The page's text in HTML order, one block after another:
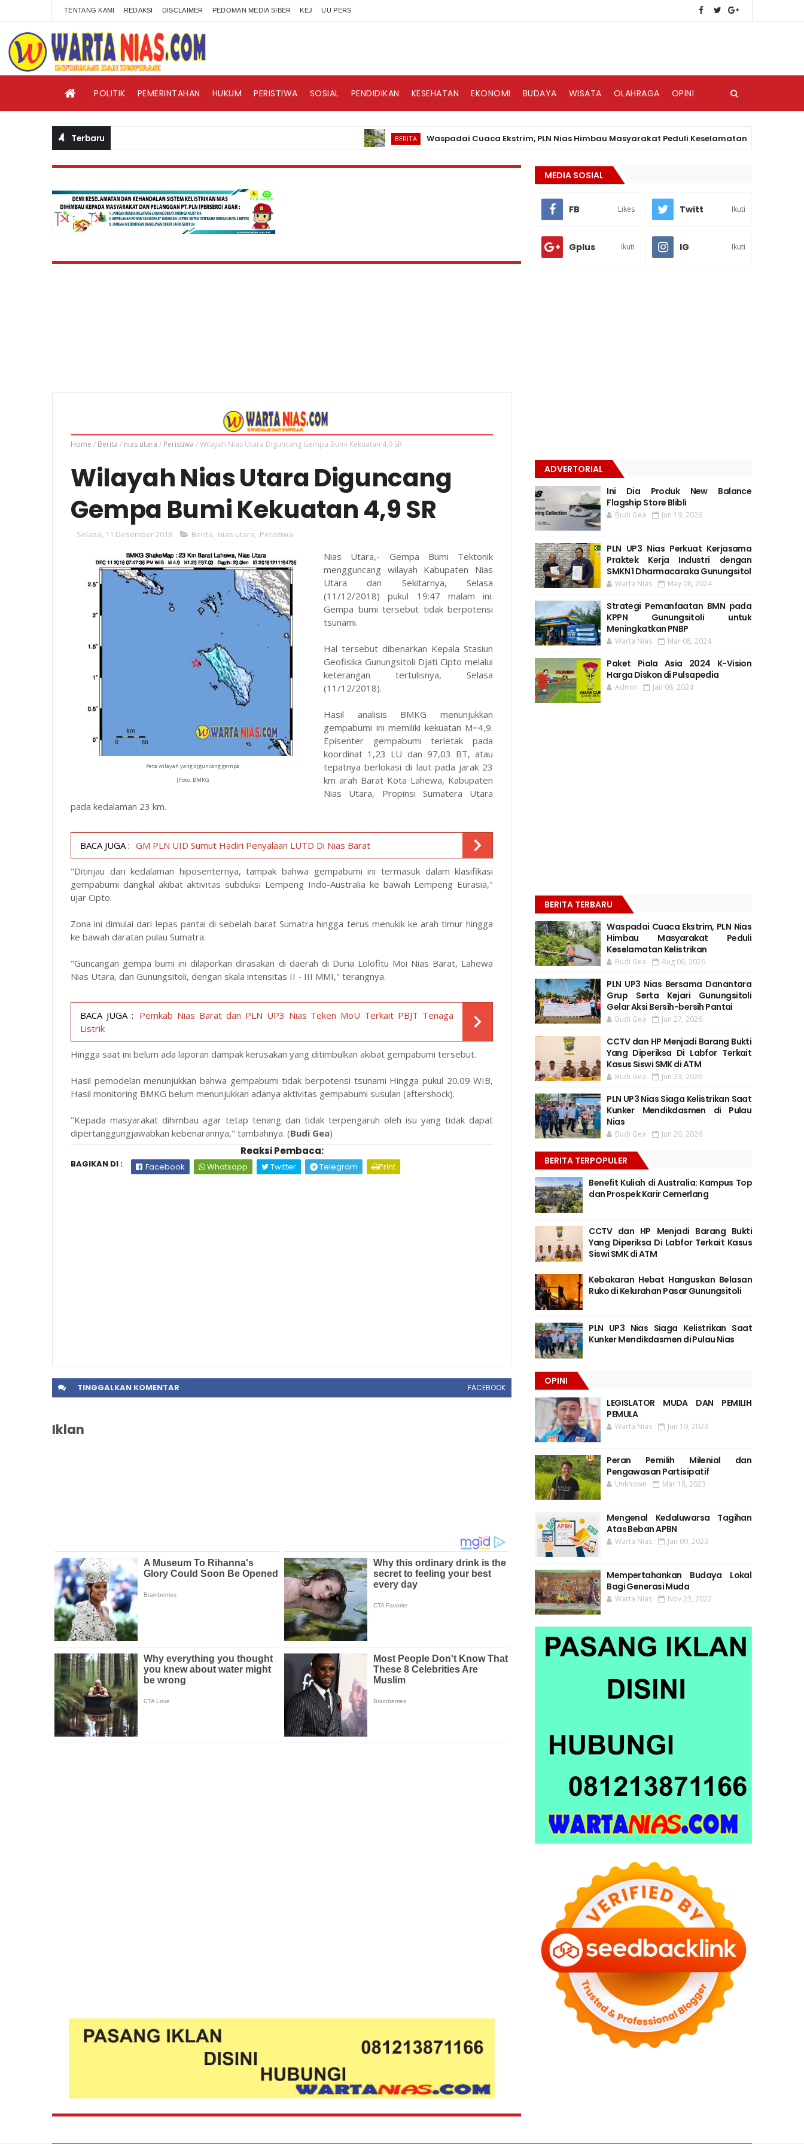
TENTANG KAMI REDAKSI DISCLAIMER PEDOMAN MEDIA SIBER KEJ UU PERS
POLITIK PEMERINTAHAN HUKUM PERISTIWA SOSIAL PENDIDIKAN KESEHATAN EKONOMI BUDAYA WISATA OLAHRAGA OPINI
Terbaru BERITA Waspadai Cuaca Ekstrim, PLN Nias Himbau Masyarakat Peduli Keselamatan Kelistrikan
Home / Berita / nias utara / Peristiwa /Wilayah Nias Utara Diguncang Gempa Bumi Kekuatan 4,9 SR
Wilayah Nias Utara Diguncang
Gempa Bumi Kekuatan 4,9 SR
Selasa, 11 Desember 2018 Berita nias utara Peristiwa
Peta wilayah yang djguncang gempa
|Foto: BMKG
Nias Utara,- Gempa Bumi Tektonik
mengguncang wilayah Kabupaten Nias
Utara dan Sekitarnya, Selasa
(11/12/2018) pukul 19:47 malam ini.
Gempa bumi tersebut tidak berpotensi
tsunami.
Hal tersebut dibenarkan Kepala Stasiun
Geofisika Gunungsitoli Djati Cipto melalui
keterangan tertulisnya, Selasa
(11/12/2018).
Hasil analisis BMKG menunjukkan
gempabumi ini memiliki kekuatan M=4,9.
Episenter gempabumi terletak pada
koordinat 1,23 LU dan 97,03 BT, atau
tepatnya berlokasi di laut pada jarak 23
km arah Barat Kota Lahewa, Kabupaten
Nias Utara, Propinsi Sumatera Utara
pada kedalaman 23 km.
BACA JUGA : GM PLN UID Sumut Hadiri Penyalaan LUTD Di Nias Barat
"Ditinjau dari kedalaman hiposenternya, tampak bahwa gempabumi ini termasuk dalam klasifikasi
gempabumi dangkal akibat aktivitas subduksi Lempeng Indo-Australia ke bawah Lempeng Eurasia,"
ujar Cipto.
Zona ini dimulai dari lepas pantai di sebelah barat Sumatra hingga terus menukik ke arah timur hingga
ke bawah daratan pulau Sumatra.
"Guncangan gempa bumi ini dilaporkan dirasakan di daerah di Duria Lolofitu Moi Nias Barat, Lahewa
Nias Utara, dan Gunungsitoli, dengan skala intensitas II - III MMI," terangnya.
BACA JUGA : Pemkab Nias Barat dan PLN UP3 Nias Teken MoU Terkait PBJT Tenaga
Listrik
Hingga saat ini belum ada laporan dampak kerusakan yang ditimbulkan akibat gempabumi tersebut.
Hasil pemodelan menunjukkan bahwa gempabumi tidak berpotensi tsunami Hingga pukul 20.09 WIB,
Hasil monitoring BMKG belum menunjukkan adanya aktivitas gempabumi susulan (aftershock).
"Kepada masyarakat dihimbau agar tetap tenang dan tidak terpengaruh oleh isu yang tidak dapat
dipertanggungjawabkan kebenarannya," tambahnya. (Budi Gea)
Reaksi Pembaca:
BAGIKAN DI : Facebook Whatsapp Twitter Telegram Print
TINGGALKAN KOMENTAR FACEBOOK
Iklan
MEDIA SOSIAL
FB Likes Twitt Ikuti
Gplus Ikuti IG Ikuti
ADVERTORIAL
Ini Dia Produk New Balance
Flagship Store Blibli
Budi Gea Jun 19, 2026
PLN UP3 Nias Perkuat Kerjasama
Praktek Kerja Industri dengan
SMKN 1 Dharmacaraka Gunungsitol
Warta Nias May 08, 2024
Strategi Pemanfaatan BMN pada
KPPN Gunungsitoli untuk
Meningkatkan PNBP
Warta Nias Mar 08, 2024
Paket Piala Asia 2024 K-Vision
Harga Diskon di Pulsapedia
Admin Jan 08, 2024
BERITA TERBARU
Waspadai Cuaca Ekstrim, PLN Nias
Himbau Masyarakat Peduli
Keselamatan Kelistrikan
Budi Gea Aug 06, 2026
PLN UP3 Nias Bersama Danantara
Grup Serta Kejari Gunungsitoli
Gelar Aksi Bersih-bersih Pantai
Budi Gea Jun 27, 2026
CCTV dan HP Menjadi Barang Bukti
Yang Diperiksa Di Labfor Terkait
Kasus Siswi SMK di ATM
Budi Gea Jun 23, 2026
PLN UP3 Nias Siaga Kelistrikan Saat
Kunker Mendikdasmen di Pulau
Nias
Budi Gea Jun 20, 2026
BERITA TERPOPULER
Benefit Kuliah di Australia: Kampus Top
dan Prospek Karir Cemerlang
CCTV dan HP Menjadi Barang Bukti
Yang Diperiksa Di Labfor Terkait Kasus
Siswi SMK di ATM
Kebakaran Hebat Hanguskan Belasan
Ruko di Kelurahan Pasar Gunungsitoli
PLN UP3 Nias Siaga Kelistrikan Saat
Kunker Mendikdasmen di Pulau Nias
OPINI
LEGISLATOR MUDA DAN PEMILIH
PEMULA
Warta Nias Jun 19, 2023
Peran Pemilih Milenial dan
Pengawasan Partisipatif
Unknown Mar 18, 2023
Mengenal Kedaluwarsa Tagihan
Atas Beban APBN
Warta Nias Jan 09, 2023
Mempertahankan Budaya Lokal
Bagi Generasi Muda
Warta Nias Nov 23, 2022